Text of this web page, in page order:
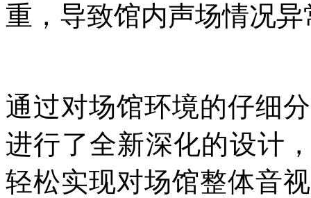
重，导致馆内声场情况
通过对场馆环境的仔细
进行了全新深化的设计
轻松实现对场馆整体音